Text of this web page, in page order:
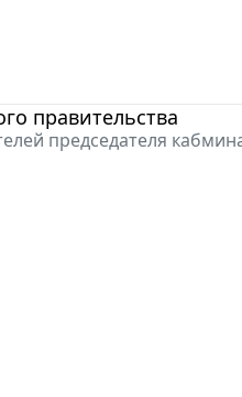
правительства
председателя